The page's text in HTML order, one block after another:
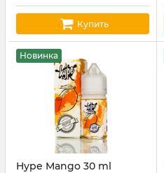
Купить
Новинка
Hype Mango 30 ml